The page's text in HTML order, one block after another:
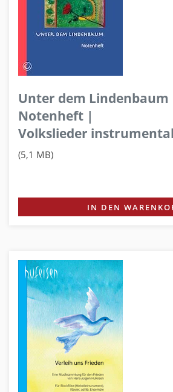
Unter dem Lindenbaum
Notenheft |
Volkslieder instrumental
(5,1 MB)
IN DEN